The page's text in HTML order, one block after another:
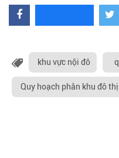
khu vực nội đô
Quy hoạch phân khu đô thị